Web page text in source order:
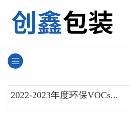
2022-2023年度环保VOCs...